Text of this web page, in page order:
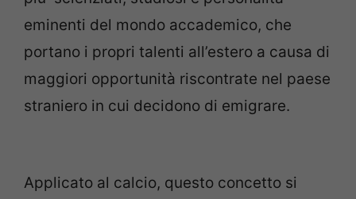
eminenti del mondo accademico, che
portano i propri talenti all’estero a causa di
maggiori opportunità riscontrate nel paese
straniero in cui decidono di emigrare.
Applicato al calcio, questo concetto si